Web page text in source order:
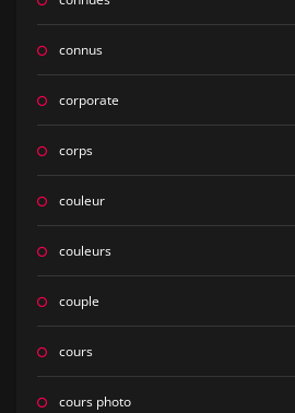
connus
corporate
corps
couleur
couleurs
couple
cours
cours photo